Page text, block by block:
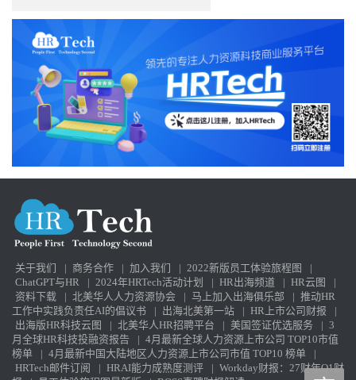
关于我们 | 商务合作 | 加入我们 | 2022新版员工体验旅程图
|
ChatGPT与HR
| 2024年HRTech活动计划 | HR出海频道 | HR云图
|
资料下载
| 北美华人人力资源协会 | 马上加入出海俱乐部 | 推动HR
工作中实践负责任AI的倡议书
| 出海北美第一站 | HR上市公司财报
|
出海版HR科技云图
| 北美华人HR招聘平台 | 美国签证优选服务 | 3
月全球HR科技投融资报告
| 4月最新全球人力资源上市公司 TOP10市值
榜单
| 4月最新中国大陆地区人力资源上市公司市值 TOP10 榜单
|
HRTech邮件订阅
| HRAI能力成熟度测评 | Workday财报：27财年Q1财